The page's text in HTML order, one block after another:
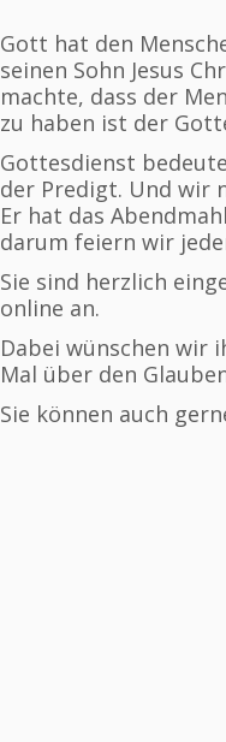
Gott hat den
seinen Sohn Jesus
machte, dass der
zu haben ist der
Gottesdienst
der Predigt. Und wir
Er hat das
darum feiern wir
Sie sind herzlich
online an.
Dabei wünschen wir
Mal über den
Sie können auch